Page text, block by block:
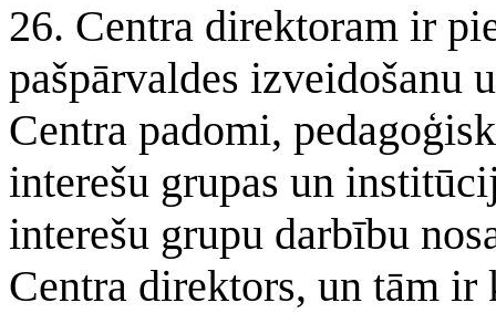
26. Centra direktoram ir
pašpārvaldes izveidošanu
Centra padomi,
interešu grupas un
interešu grupu darbību
Centra direktors, un tām ir